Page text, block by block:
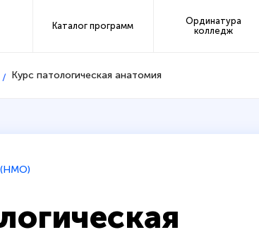
Каталог программ
Ординатура
колледж
Курс патологическая анатомия